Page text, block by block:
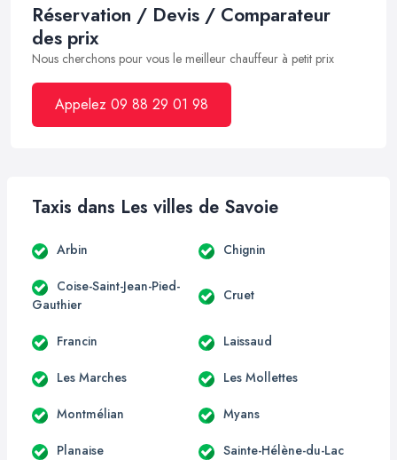
Réservation / Devis / Comparateur
des prix
Nous cherchons pour vous le meilleur chauffeur à petit prix
Appelez 09 88 29 01 98
Taxis dans Les villes de Savoie
Arbin Chignin
Coise-Saint-Jean-Pied-
Gauthier
Cruet
Francin Laissaud
Les Marches Les Mollettes
Montmélian Myans
Planaise Sainte-Hélène-du-Lac